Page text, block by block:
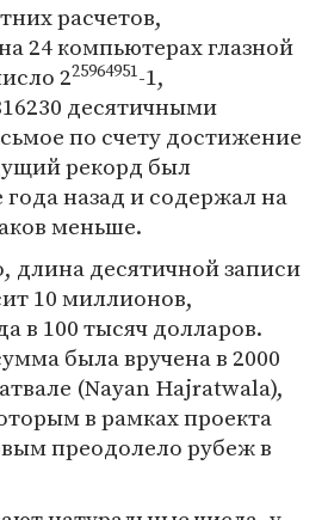
расчетов,
24 компьютерах глазной
225964951-1,
десятичными
по счету достижение
рекорд был
назад и содержал на
меньше.
длина десятичной записи
10 миллионов,
в 100 тысяч долларов.
была вручена в 2000
(Nayan Hajratwala),
в рамках проекта
преодолело рубеж в